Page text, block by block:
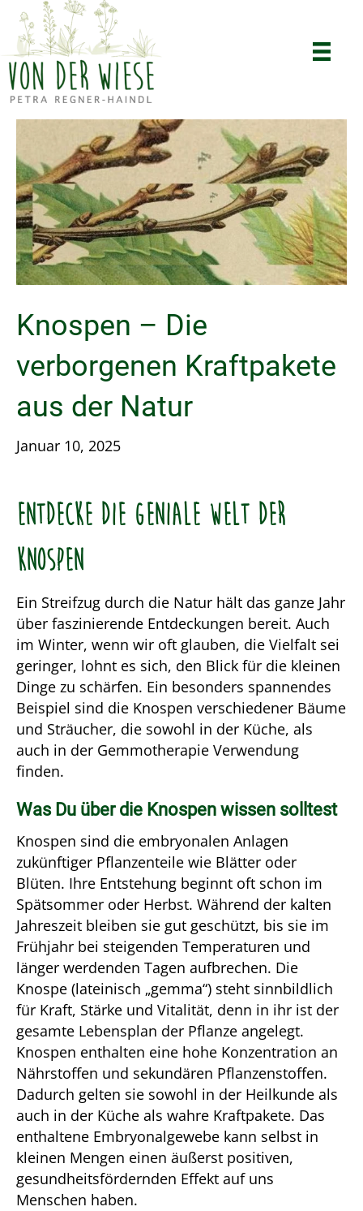
Knospen – Die
verborgenen Kraftpakete
aus der Natur
Januar 10, 2025
Entdecke die geniale Welt der
Knospen
Ein Streifzug durch die Natur hält das ganze Jahr
über faszinierende Entdeckungen bereit. Auch
im Winter, wenn wir oft glauben, die Vielfalt sei
geringer, lohnt es sich, den Blick für die kleinen
Dinge zu schärfen. Ein besonders spannendes
Beispiel sind die Knospen verschiedener Bäume
und Sträucher, die sowohl in der Küche, als
auch in der Gemmotherapie Verwendung
finden.
Was Du über die Knospen wissen solltest
Knospen sind die embryonalen Anlagen
zukünftiger Pflanzenteile wie Blätter oder
Blüten. Ihre Entstehung beginnt oft schon im
Spätsommer oder Herbst. Während der kalten
Jahreszeit bleiben sie gut geschützt, bis sie im
Frühjahr bei steigenden Temperaturen und
länger werdenden Tagen aufbrechen. Die
Knospe (lateinisch „gemma“) steht sinnbildlich
für Kraft, Stärke und Vitalität, denn in ihr ist der
gesamte Lebensplan der Pflanze angelegt.
Knospen enthalten eine hohe Konzentration an
Nährstoffen und sekundären Pflanzenstoffen.
Dadurch gelten sie sowohl in der Heilkunde als
auch in der Küche als wahre Kraftpakete. Das
enthaltene Embryonalgewebe kann selbst in
kleinen Mengen einen äußerst positiven,
gesundheitsfördernden Effekt auf uns
Menschen haben.